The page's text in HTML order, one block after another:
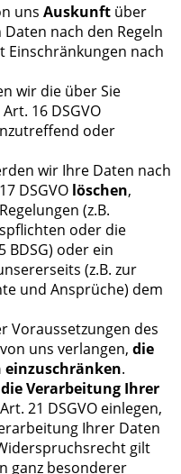
uns Auskunft über
nach den Regeln
Einschränkungen nach
wir die über Sie
16 DSGVO
oder
wir Ihre Daten nach
DSGVO löschen,
(z.B.
oder die
BDSG) oder ein
(z.B. zur
und Ansprüche) dem
Voraussetzungen des
uns verlangen, die
.
Verarbeitung Ihrer
21 DSGVO einlegen,
Ihrer Daten
gilt
ganz besonderer